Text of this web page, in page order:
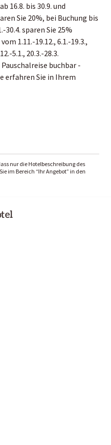
16.8. bis 30.9. und
Sie 20%, bei Buchung bis
30.4. sparen Sie 25%
1.11.-19.12., 6.1.-19.3.,
5.1., 20.3.-28.3.
buchbar -
erfahren Sie in Ihrem
nur die Hotelbeschreibung des
im Bereich “Ihr Angebot” in den